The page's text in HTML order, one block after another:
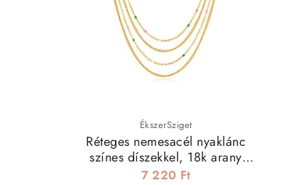
ÉkszerSziget
Réteges nemesacél nyaklánc
színes díszekkel, 18k arany
bevonattal
7 220 Ft